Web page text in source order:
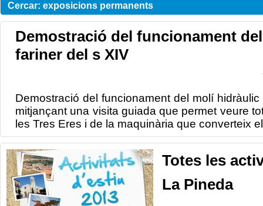
Cercar: exposicions permanents
Demostració del funcionament
fariner del s XIV
Demostració del funcionament del molí hidràulic
mitjançant una visita guiada que permet veure
les Tres Eres i de la maquinària que converteix
Totes les
La Pineda